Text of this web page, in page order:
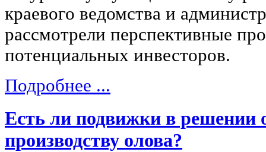
краевого ведомства и
рассмотрели перспективные
потенциальных инвесторов.
Подробнее ...
Есть ли подвижки в решении
производству олова?